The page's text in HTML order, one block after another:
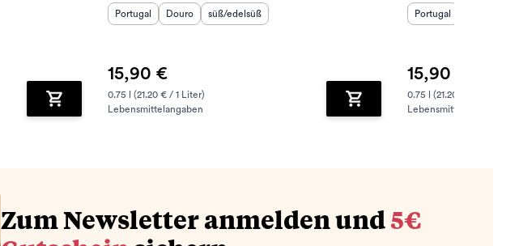
Zum Warenkorb hinzufügen
Herkunftsland:
Portugal Herkunftsregion:
Douro Geschmack:
süß/edelsüß
15,90 €
0.75 l (21.20 € / 1 Liter)
Lebensmittelangaben
Zum Warenkorb hinzufügen
Herkunftsland
Portugal
15,90 €
0.75 l (21.20 € / 1 Liter)
Lebensmittelangaben
Zum Newsletter anmelden und 5€